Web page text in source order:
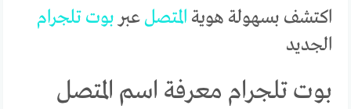
اكتشف بسهولة هوية المتصلعبربوت تلجرام
الجديد
بوت تلجرام معرفة اسم المتصل